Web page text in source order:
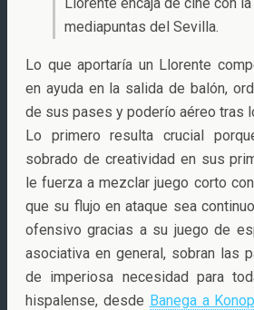
mediapuntas del Sevilla.
Lo que aportaría un Llorente
en ayuda en la salida de balón,
de sus pases y poderío aéreo tras
Lo primero resulta crucial
sobrado de creatividad en sus
le fuerza a mezclar juego corto
que su flujo en ataque sea
ofensivo gracias a su juego de
asociativa en general, sobran las
de imperiosa necesidad para
hispalense, desde Banega a